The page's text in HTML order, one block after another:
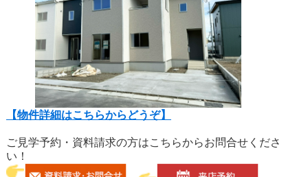
【物件詳細はこちらからどうぞ】
ご見学予約・資料請求の方はこちらからお問合せくださ
い！